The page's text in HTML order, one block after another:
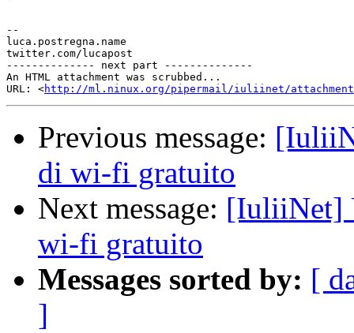
--
luca.postregna.name
twitter.com/lucapost
-------------- next part --------------
An HTML attachment was scrubbed...
URL: <http://ml.ninux.org/pipermail/iuliinet/attachments/
Previous message:
di wi-fi gratuito
Next message: [IuliiNet]
wi-fi gratuito
Messages sorted by: [
]